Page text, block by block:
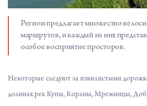
Регион предлагает множество
маршрутов, и каждый из них
особое восприятие просторов.
Некоторые следуют за извилистыми
долинах рек Купы, Кораны, Мрежницы,